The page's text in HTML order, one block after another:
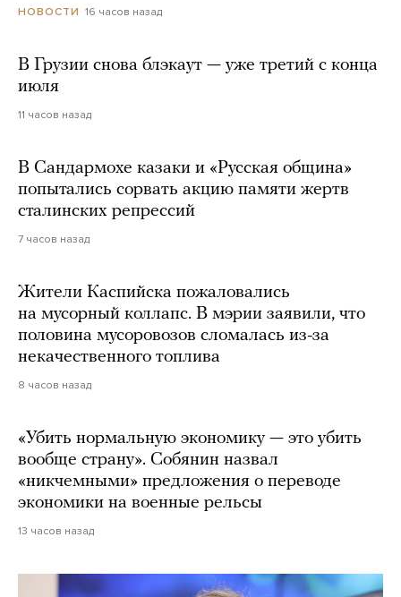
НОВОСТИ 16 часов назад
В Грузии снова блэкаут — уже третий с конца
июля
11 часов назад
В Сандармохе казаки и «Русская община»
попытались сорвать акцию памяти жертв
сталинских репрессий
7 часов назад
Жители Каспийска пожаловались
на мусорный коллапс. В мэрии заявили, что
половина мусоровозов сломалась из-за
некачественного топлива
8 часов назад
«Убить нормальную экономику — это убить
вообще страну». Собянин назвал
«никчемными» предложения о переводе
экономики на военные рельсы
13 часов назад